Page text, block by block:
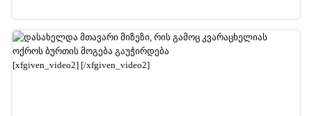
[xfgiven_video2] [/xfgiven_video2]